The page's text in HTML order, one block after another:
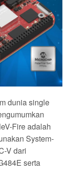
dunia single
Fire adalah
System-
V dari
serta